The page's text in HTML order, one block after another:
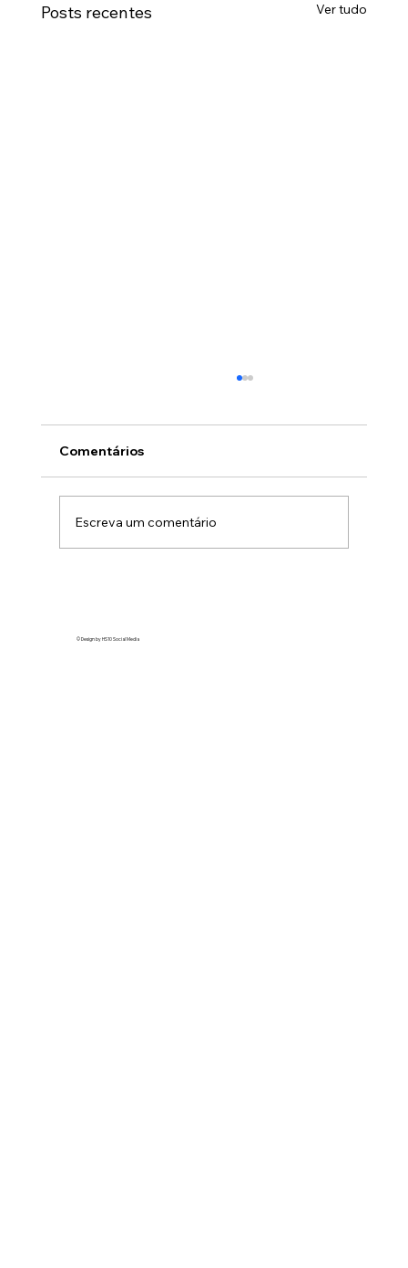
Posts recentes Ver tudo
em vídeos virais
Comentários
Escreva um comentário
© Design by HS10 Social Media